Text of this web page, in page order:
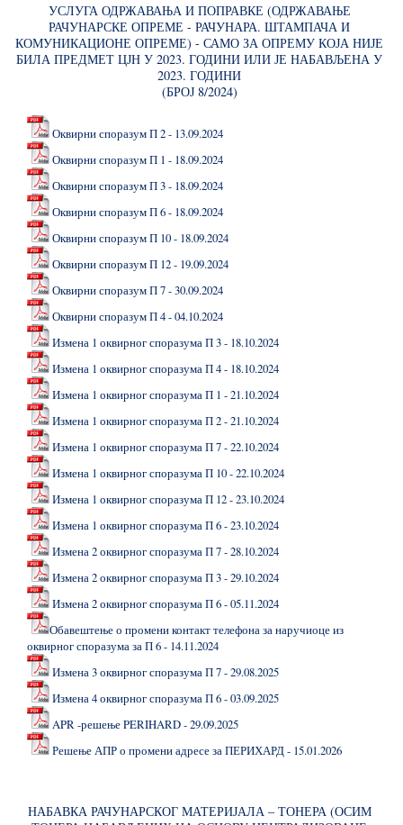
УСЛУГА ОДРЖАВАЊА И ПОПРАВКЕ (ОДРЖАВАЊЕ
РАЧУНАРСКЕ ОПРЕМЕ - РАЧУНАРА. ШТАМПАЧА И
КОМУНИКАЦИОНЕ ОПРЕМЕ) - САМО ЗА ОПРЕМУ КОЈА НИЈЕ
БИЛА ПРЕДМЕТ ЦЈН У 2023. ГОДИНИ ИЛИ ЈЕ НАБАВЉЕНА У
2023. ГОДИНИ
(БРОЈ 8/2024)
Оквирни споразум П 2 - 13.09.2024
Оквирни споразум П 1 - 18.09.2024
Оквирни споразум П 3 - 18.09.2024
Оквирни споразум П 6 - 18.09.2024
Оквирни споразум П 10 - 18.09.2024
Оквирни споразум П 12 - 19.09.2024
Оквирни споразум П 7 - 30.09.2024
Оквирни споразум П 4 - 04.10.2024
Измена 1 оквирног споразума П 3 - 18.10.2024
Измена 1 оквирног споразума П 4 - 18.10.2024
Измена 1 оквирног споразума П 1 - 21.10.2024
Измена 1 оквирног споразума П 2 - 21.10.2024
Измена 1 оквирног споразума П 7 - 22.10.2024
Измена 1 оквирног споразума П 10 - 22.10.2024
Измена 1 оквирног споразума П 12 - 23.10.2024
Измена 1 оквирног споразума П 6 - 23.10.2024
Измена 2 оквирног споразума П 7 - 28.10.2024
Измена 2 оквирног споразума П 3 - 29.10.2024
Измена 2 оквирног споразума П 6 - 05.11.2024
Обавештење о промени контакт телефона за наручиоце из
оквирног споразума за П 6 - 14.11.2024
Измена 3 оквирног споразума П 7 - 29.08.2025
Измена 4 оквирног споразума П 6 - 03.09.2025
APR -решење PERIHARD - 29.09.2025
Решење АПР о промени адресе за ПЕРИХАРД - 15.01.2026
НАБАВКА РАЧУНАРСКОГ МАТЕРИЈАЛА – ТОНЕРА (ОСИМ